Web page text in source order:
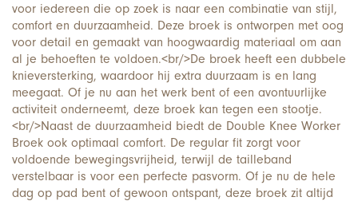
voor iedereen die op zoek is naar een combinatie van stijl,
comfort en duurzaamheid. Deze broek is ontworpen met oog
voor detail en gemaakt van hoogwaardig materiaal om aan
al je behoeften te voldoen.<br/>De broek heeft een dubbele
knieversterking, waardoor hij extra duurzaam is en lang
meegaat. Of je nu aan het werk bent of een avontuurlijke
activiteit onderneemt, deze broek kan tegen een stootje.
<br/>Naast de duurzaamheid biedt de Double Knee Worker
Broek ook optimaal comfort. De regular fit zorgt voor
voldoende bewegingsvrijheid, terwijl de tailleband
verstelbaar is voor een perfecte pasvorm. Of je nu de hele
dag op pad bent of gewoon ontspant, deze broek zit altijd